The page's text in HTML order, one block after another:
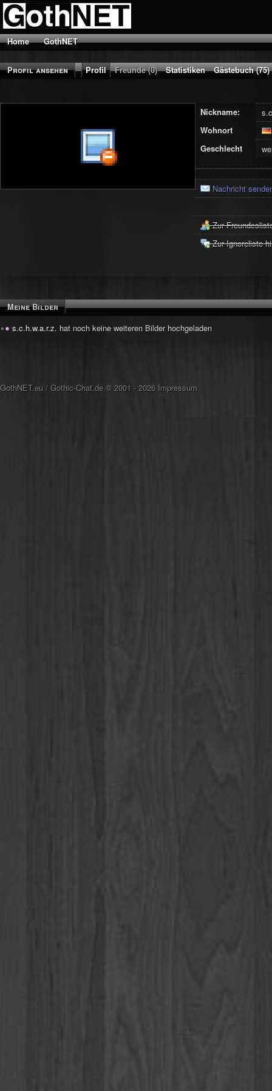
Home GothNET
Profil ansehen Profil Freunde (0) Statistiken Gästebuch (75)
Nickname:
Wohnort
Geschlecht
Nachricht
Zur
Zur Ignoreliste
Meine Bilder
s.c.h.w.a.r.z. hat noch keine weiteren Bilder hochgeladen
GothNET.eu / Gothic-Chat.de© 2001 - 2026 Impressum